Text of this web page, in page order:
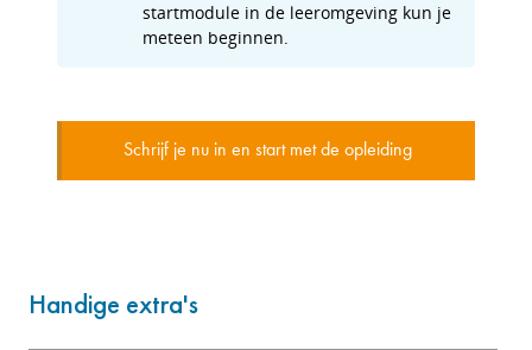
startmodule in de leeromgeving kun je
meteen beginnen.
Schrijf je nu in en start met de opleiding
Handige extra's